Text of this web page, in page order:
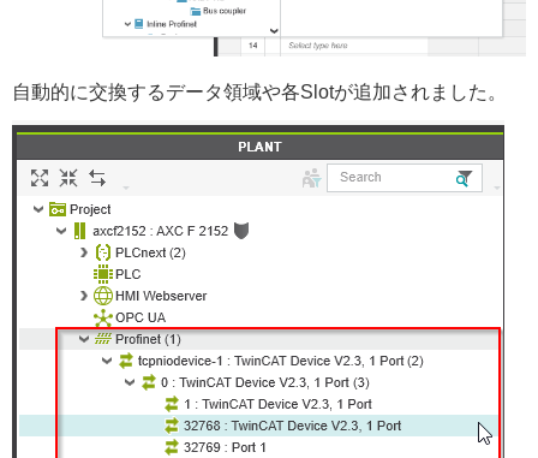
自動的に交換するデータ領域や各Slotが追加されました。